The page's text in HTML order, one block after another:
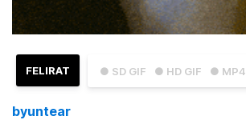
● SD GIF ● HD GIF ● MP4
FELIRAT
byuntear